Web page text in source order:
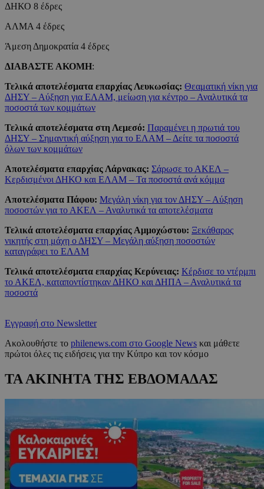
ΔΗΚΟ 8 έδρες
ΑΛΜΑ 4 έδρες
Άμεση Δημοκρατία 4 έδρες
ΔΙΑΒΑΣΤΕ ΑΚΟΜΗ:
Τελικά αποτελέσματα επαρχίας Λευκωσίας: Θεαματική νίκη για
ΔΗΣΥ – Αύξηση για ΕΛΑΜ, μείωση για κέντρο – Αναλυτικά τα
ποσοστά των κομμάτων
Τελικά αποτελέσματα στη Λεμεσό: Παραμένει η πρωτιά του
ΔΗΣΥ – Σημαντική αύξηση για το ΕΛΑΜ – Δείτε τα ποσοστά
όλων των κομμάτων
Αποτελέσματα επαρχίας Λάρνακας: Σάρωσε το ΑΚΕΛ –
Κερδισμένοι ΔΗΚΟ και ΕΛΑΜ – Τα ποσοστά ανά κόμμα
Αποτελέσματα Πάφου: Μεγάλη νίκη για τον ΔΗΣΥ – Αύξηση
ποσοστών για το ΑΚΕΛ – Αναλυτικά τα αποτελέσματα
Τελικά αποτελέσματα επαρχίας Αμμοχώστου: Ξεκάθαρος
νικητής στη μάχη ο ΔΗΣΥ – Μεγάλη αύξηση ποσοστών
καταγράφει το ΕΛΑΜ
Τελικά αποτελέσματα επαρχίας Κερύνειας: Κέρδισε το ντέρμπι
το ΑΚΕΛ, καταποντίστηκαν ΔΗΚΟ και ΔΗΠΑ – Αναλυτικά τα
ποσοστά
Εγγραφή στο Newsletter
Ακολουθήστε το philenews.com στο Google News και μάθετε
πρώτοι όλες τις ειδήσεις για την Κύπρο και τον κόσμο
ΤΑ ΑΚΙΝΗΤΑ ΤΗΣ ΕΒΔΟΜΑΔΑΣ